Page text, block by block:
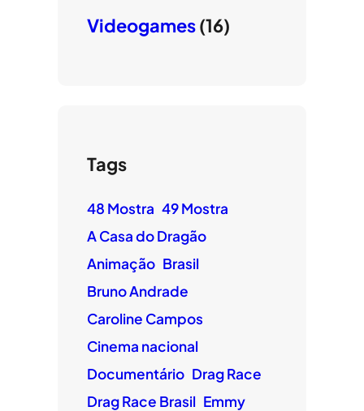
Videogames(16)
Tags
48 Mostra 49 Mostra
A Casa do Dragão
Animação Brasil
Bruno Andrade
Caroline Campos
Cinema nacional
Documentário Drag Race
Drag Race Brasil Emmy